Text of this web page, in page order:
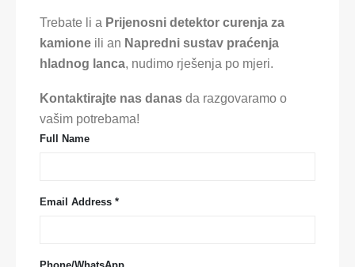
Trebate li a Prijenosni detektor curenja za
kamione ili an Napredni sustav praćenja
hladnog lanca, nudimo rješenja po mjeri.
Kontaktirajte nas danas da razgovaramo o
vašim potrebama!
Full Name
Email Address *